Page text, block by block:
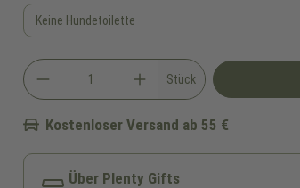
Stück
Kostenloser Versand ab 55 €
Über Plenty Gifts